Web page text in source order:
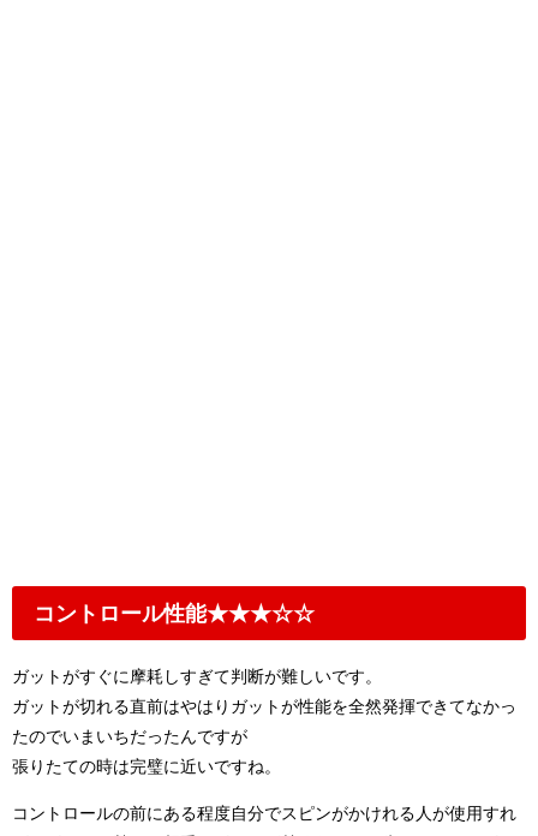
コントロール性能★★★☆☆
ガットがすぐに摩耗しすぎて判断が難しいです。
ガットが切れる直前はやはりガットが性能を全然発揮できてなかっ
たのでいまいちだったんですが
張りたての時は完璧に近いですね。
コントロールの前にある程度自分でスピンがかけれる人が使用すれ